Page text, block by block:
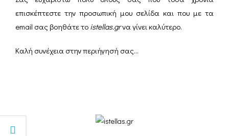
επισκέπτεστε την προσωπική μου σελίδα και που με τα
email σας βοηθάτε το istellas.grνα γίνει καλύτερο.
Καλή συνέχεια στην περιήγησή σας…